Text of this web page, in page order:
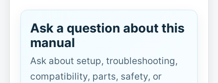
Ask a question about this
manual
Ask about setup, troubleshooting,
compatibility, parts, safety, or